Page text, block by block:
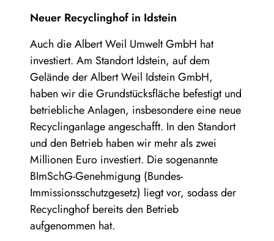
Neuer Recyclinghof in Idstein
Auch die Albert Weil Umwelt GmbH hat
investiert. Am Standort Idstein, auf dem
Gelände der Albert Weil Idstein GmbH,
haben wir die Grundstücksfläche befestigt und
betriebliche Anlagen, insbesondere eine neue
Recyclinganlage angeschafft. In den Standort
und den Betrieb haben wir mehr als zwei
Millionen Euro investiert. Die sogenannte
BImSchG-Genehmigung (Bundes-
Immissionsschutzgesetz) liegt vor, sodass der
Recyclinghof bereits den Betrieb
aufgenommen hat.